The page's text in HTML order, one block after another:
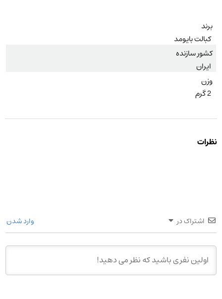
برند
کبالت بایومد
کشور سازنده
ایران
وزن
2 گرم
نظرات
اشتراک در وارد شدن